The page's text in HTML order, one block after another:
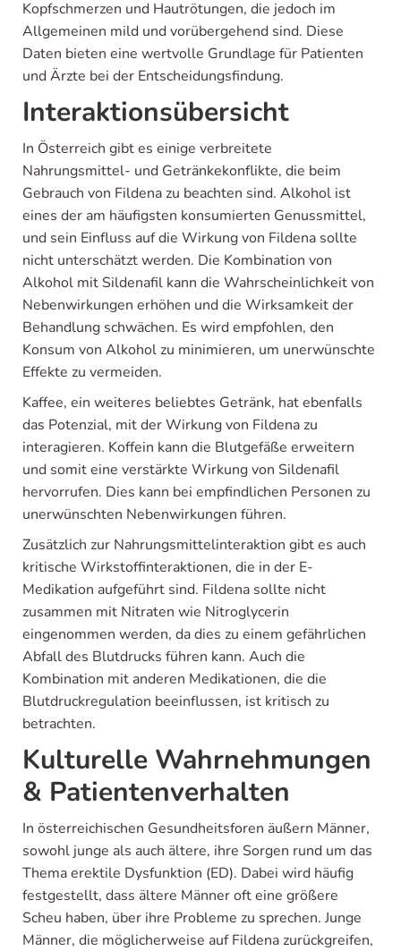
Kopfschmerzen und Hautrötungen, die jedoch im
Allgemeinen mild und vorübergehend sind. Diese
Daten bieten eine wertvolle Grundlage für Patienten
und Ärzte bei der Entscheidungsfindung.
Interaktionsübersicht
In Österreich gibt es einige verbreitete
Nahrungsmittel- und Getränkekonflikte, die beim
Gebrauch von Fildena zu beachten sind. Alkohol ist
eines der am häufigsten konsumierten Genussmittel,
und sein Einfluss auf die Wirkung von Fildena sollte
nicht unterschätzt werden. Die Kombination von
Alkohol mit Sildenafil kann die Wahrscheinlichkeit von
Nebenwirkungen erhöhen und die Wirksamkeit der
Behandlung schwächen. Es wird empfohlen, den
Konsum von Alkohol zu minimieren, um unerwünschte
Effekte zu vermeiden.
Kaffee, ein weiteres beliebtes Getränk, hat ebenfalls
das Potenzial, mit der Wirkung von Fildena zu
interagieren. Koffein kann die Blutgefäße erweitern
und somit eine verstärkte Wirkung von Sildenafil
hervorrufen. Dies kann bei empfindlichen Personen zu
unerwünschten Nebenwirkungen führen.
Zusätzlich zur Nahrungsmittelinteraktion gibt es auch
kritische Wirkstoffinteraktionen, die in der E-
Medikation aufgeführt sind. Fildena sollte nicht
zusammen mit Nitraten wie Nitroglycerin
eingenommen werden, da dies zu einem gefährlichen
Abfall des Blutdrucks führen kann. Auch die
Kombination mit anderen Medikationen, die die
Blutdruckregulation beeinflussen, ist kritisch zu
betrachten.
Kulturelle Wahrnehmungen
& Patientenverhalten
In österreichischen Gesundheitsforen äußern Männer,
sowohl junge als auch ältere, ihre Sorgen rund um das
Thema erektile Dysfunktion (ED). Dabei wird häufig
festgestellt, dass ältere Männer oft eine größere
Scheu haben, über ihre Probleme zu sprechen. Junge
Männer, die möglicherweise auf Fildena zurückgreifen,